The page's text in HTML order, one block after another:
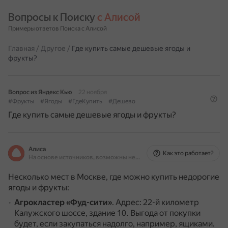
Вопросы к Поиску с Алисой
Примеры ответов Поиска с Алисой
Главная / Другое / Где купить самые дешевые ягоды и
фрукты?
Вопрос из Яндекс Кью
22 ноября
#Фрукты
#Ягоды #ГдеКупить #Дешево
Где купить самые дешевые ягоды и фрукты?
Алиса
На основе источников, возможны неточности
Как это работает?
Несколько мест в Москве, где можно купить недорогие
ягоды и фрукты:
Агрокластер «Фуд-сити». Адрес: 22-й километр
Калужского шоссе, здание 10. Выгода от покупки
будет, если закупаться надолго, например, ящиками.